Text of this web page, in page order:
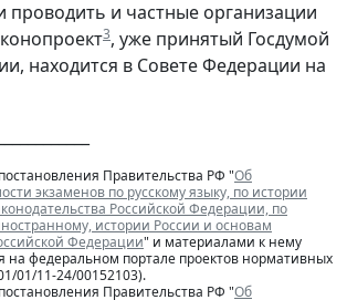
проводить и частные организации
3, уже принятый Госдумой
находится в Совете Федерации на
Правительства РФ "Об
экзаменов по русскому языку, по истории
Российской Федерации, по
истории России и основам
Федерации" и материалами к нему
на федеральном портале проектов нормативных
01/11-24/00152103).
Правительства РФ "Об